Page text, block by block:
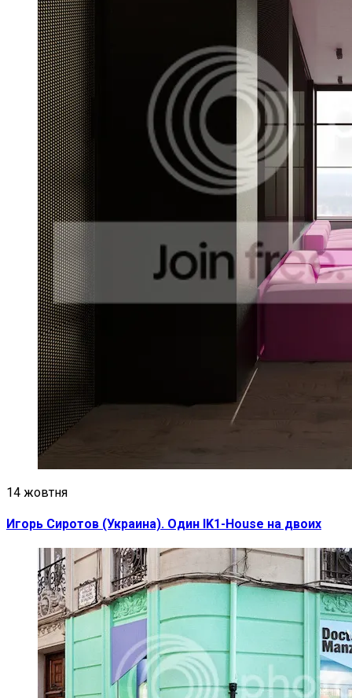
14 жовтня
Игорь Сиротов (Украина). Один IK1-House на двоих